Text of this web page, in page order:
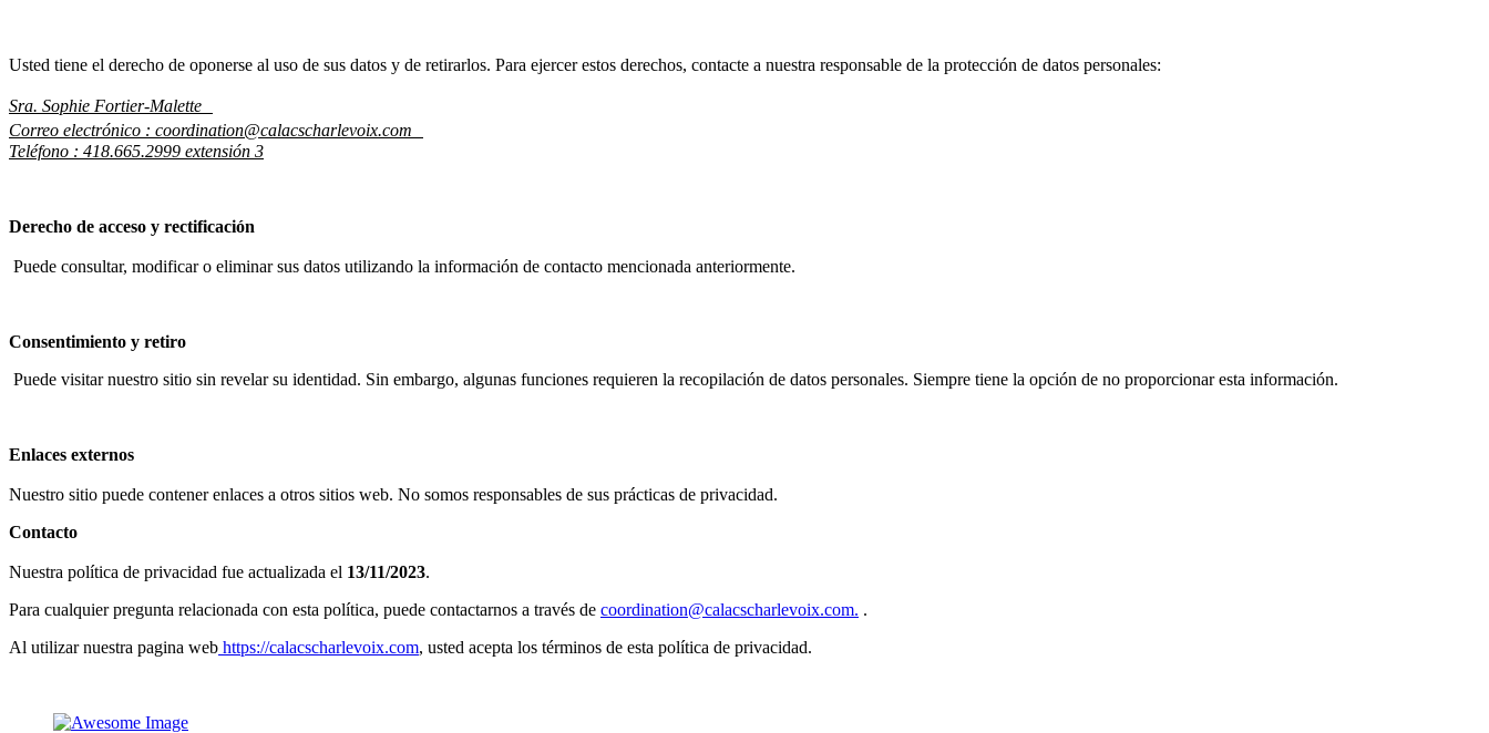
Usted tiene el derecho de oponerse al uso de sus datos y de retirarlos. Para ejercer estos derechos, contacte a nuestra responsable de la protección de datos personales:
Sra. Sophie Fortier-Malette
Correo electrónico : coordination@calacscharlevoix.com
Teléfono : 418.665.2999 extensión 3
Derecho de acceso y rectificación
Puede consultar, modificar o eliminar sus datos utilizando la información de contacto mencionada anteriormente.
Consentimiento y retiro
Puede visitar nuestro sitio sin revelar su identidad. Sin embargo, algunas funciones requieren la recopilación de datos personales. Siempre tiene la opción de no proporcionar esta información.
Enlaces externos
Nuestro sitio puede contener enlaces a otros sitios web. No somos responsables de sus prácticas de privacidad.
Contacto
Nuestra política de privacidad fue actualizada el 13/11/2023.
Para cualquier pregunta relacionada con esta política, puede contactarnos a través de coordination@calacscharlevoix.com. .
Al utilizar nuestra pagina web https://calacscharlevoix.com, usted acepta los términos de esta política de privacidad.